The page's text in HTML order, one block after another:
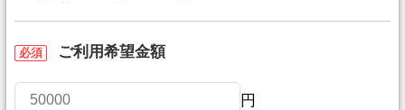
必須 ご利用希望金額
円